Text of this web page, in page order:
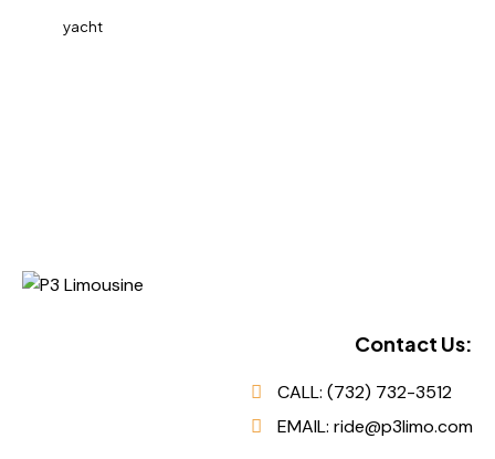
yacht
Contact Us:
CALL: (732) 732-3512
EMAIL: ride@p3limo.com